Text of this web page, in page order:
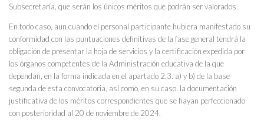
Subsecretaría, que serán los únicos méritos que podrán ser valorados.
En todo caso, aun cuando el personal participante hubiera manifestado su
conformidad con las puntuaciones definitivas de la fase general tendrá la
obligación de presentar la hoja de servicios y la certificación expedida por
los órganos competentes de la Administración educativa de la que
dependan, en la forma indicada en el apartado 2.3. a) y b) de la base
segunda de esta convocatoria, así como, en su caso, la documentación
justificativa de los méritos correspondientes que se hayan perfeccionado
con posterioridad al 20 de noviembre de 2024.